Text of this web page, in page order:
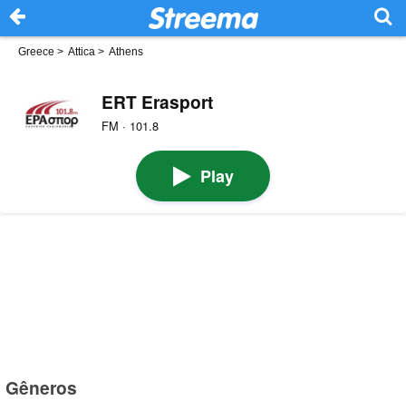
Greece > Attica > Athens
ERT Erasport
FM · 101.8
Play
Gêneros